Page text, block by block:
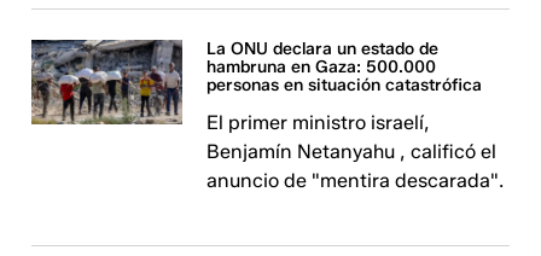
La ONU declara un estado de
hambruna en Gaza: 500.000
personas en situación catastrófica
El primer ministro israelí,
Benjamín Netanyahu , calificó el
anuncio de "mentira descarada".